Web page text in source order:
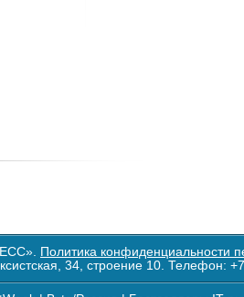
Политика конфиденциальности
34, строение 10. Телефон: